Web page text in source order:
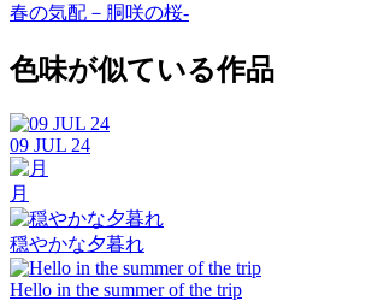
春の気配－胴咲の桜-
色味が似ている作品
09 JUL 24
月
穏やかな夕暮れ
Hello in the summer of the trip